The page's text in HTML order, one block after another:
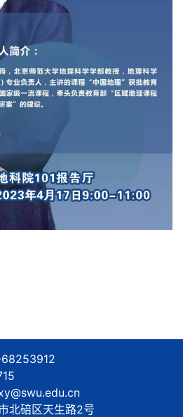
北碚区天生路2号